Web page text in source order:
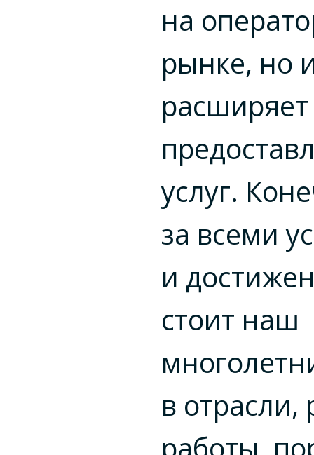
на
рынке, но
расширяет
услуг.
за всеми
и
стоит наш
в отрасли,